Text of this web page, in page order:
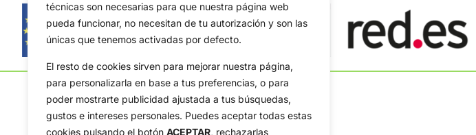
técnicas son necesarias para que nuestra página web
pueda funcionar, no necesitan de tu autorización y son las
únicas que tenemos activadas por defecto.
El resto de cookies sirven para mejorar nuestra página,
para personalizarla en base a tus preferencias, o para
poder mostrarte publicidad ajustada a tus búsquedas,
gustos e intereses personales. Puedes aceptar todas estas
cookies pulsando el botón ACEPTAR, rechazarlas